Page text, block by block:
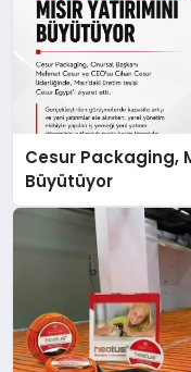
Cesur Packaging,
Büyütüyor